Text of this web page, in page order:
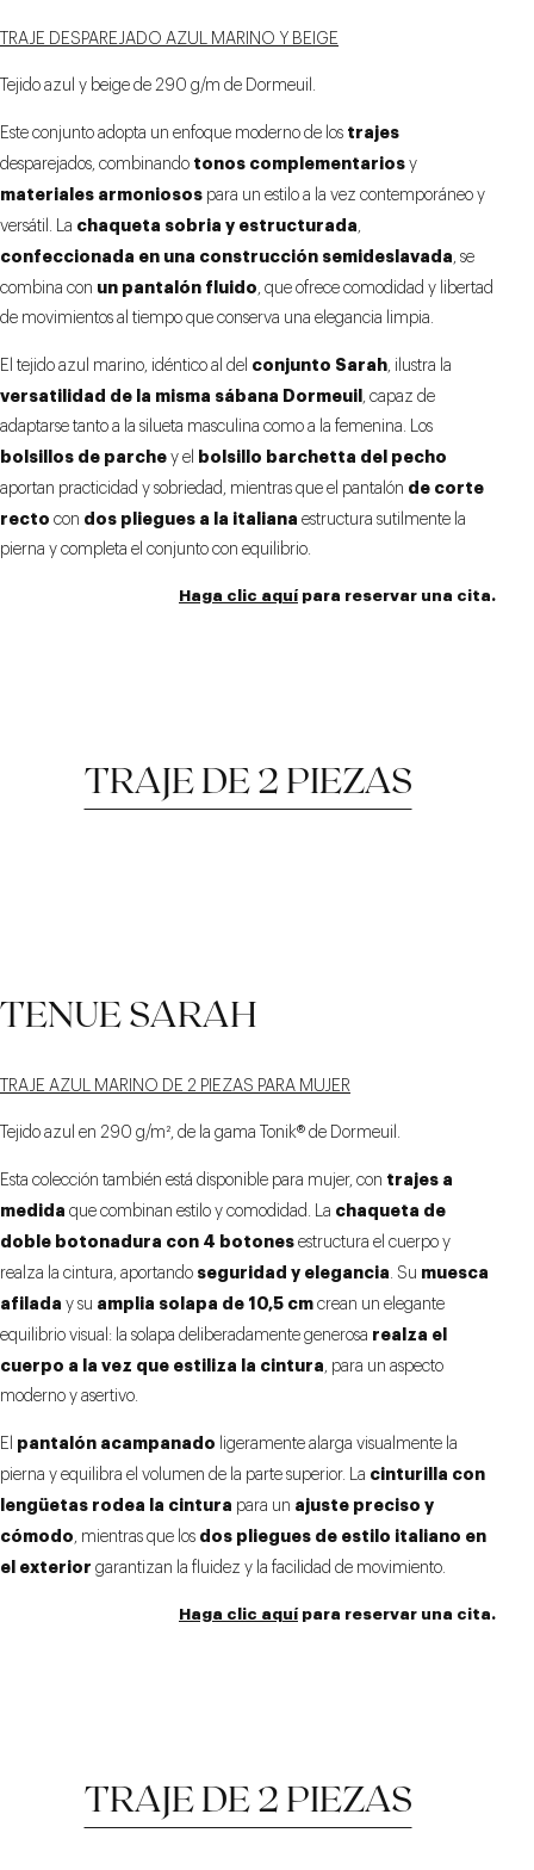
TRAJE DESPAREJADO AZUL MARINO Y BEIGE
Tejido azul y beige de 290 g/m de Dormeuil.
Este conjunto adopta un enfoque moderno de los trajes
desparejados, combinando tonos complementarios y
materiales armoniosos para un estilo a la vez contemporáneo y
versátil. La chaqueta sobria y estructurada,
confeccionada en una construcción semideslavada, se
combina con un pantalón fluido, que ofrece comodidad y libertad
de movimientos al tiempo que conserva una elegancia limpia.
El tejido azul marino, idéntico al del conjunto Sarah, ilustra la
versatilidad de la misma sábana Dormeuil , capaz de
adaptarse tanto a la silueta masculina como a la femenina. Los
bolsillos de parche y el
bolsillo barchetta del pecho
aportan practicidad y sobriedad, mientras que el pantalón de corte
recto con dos pliegues a la italiana estructura sutilmente la
pierna y completa el conjunto con equilibrio.
Haga clic aquípara reservar una cita.
TRAJE DE 2 PIEZAS
IZQUIERDO DE 8,5 CM
TRADICIONAL Y
TRABILLAS
TENUE SARAH
TRAJE AZUL MARINO DE 2 PIEZAS PARA MUJER
Tejido azul en 290 g/m², de la gama Tonik® de Dormeuil.
Esta colección también está disponible para mujer, con trajes a
medida que combinan estilo y comodidad. La chaqueta de
doble botonadura con 4 botones estructura el cuerpo y
realza la cintura, aportando seguridad y elegancia. Su muesca
afilada y su amplia solapa de 10,5 cm crean un elegante
equilibrio visual: la solapa deliberadamente generosa realza el
cuerpo a la vez que estiliza la cintura, para un aspecto
moderno y asertivo.
El pantalón acampanado ligeramente alarga visualmente la
pierna y equilibra el volumen de la parte superior. La cinturilla con
lengüetas rodea la cintura para un ajuste preciso y
cómodo, mientras que los dos pliegues de estilo italiano en
el exterior garantizan la fluidez y la facilidad de movimiento.
Haga clic aquípara reservar una cita.
TRAJE DE 2 PIEZAS